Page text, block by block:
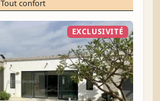
Tout confort
EXCLUSIVITÉ